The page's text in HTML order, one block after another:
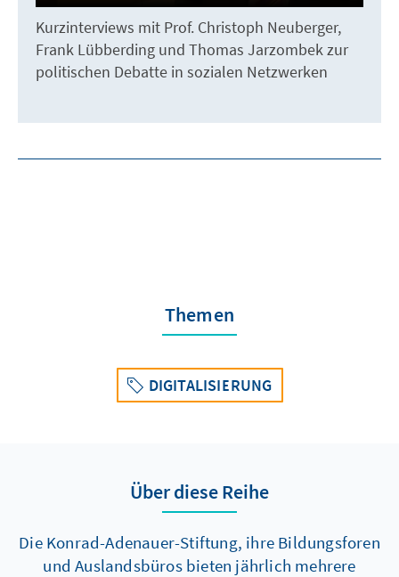
Kurzinterviews mit Prof. Christoph Neuberger,
Frank Lübberding und Thomas Jarzombek zur
politischen Debatte in sozialen Netzwerken
Themen
DIGITALISIERUNG
Über diese Reihe
Die Konrad-Adenauer-Stiftung, ihre Bildungsforen
und Auslandsbüros bieten jährlich mehrere